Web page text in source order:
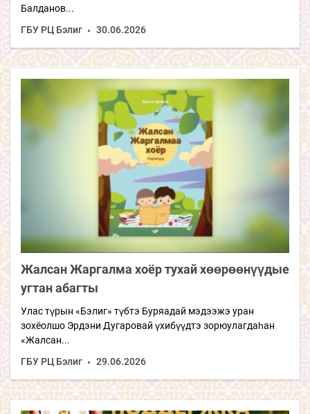
Балданов...
ГБУ РЦ Бэлиг
30.06.2026
Жалсан Жаргалма хоёр тухай хөөрөөнүүдые
угтан абагты
Улас түрын «Бэлиг» түбтэ Буряадай мэдээжэ уран
зохёолшо Эрдэни Дугаровай үхибүүдтэ зорюулагдаһан
«Жалсан...
ГБУ РЦ Бэлиг
29.06.2026